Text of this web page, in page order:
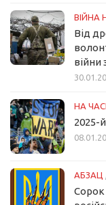
ВІЙНА
Від
війни
НА ЧАСІ
2025-
АБЗАЦ
Сорок